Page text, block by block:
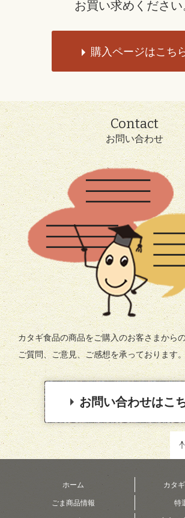
お買い求めください
購入ページはこち
Contact
お問い合わせ
カタギ食品の商品をご購入のお客さまから
ご質問、ご意見、ご感想を承っております
お問い合わせはこ
ホーム カタ
ごま商品情報 特